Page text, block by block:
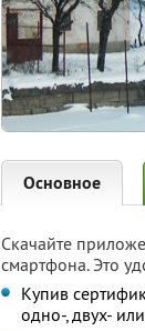
Основное
Скачайте
смартфона. Это
Купив
одно-, двух-